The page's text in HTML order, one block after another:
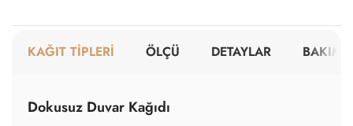
KAĞIT TİPLERİ ÖLÇÜ DETAYLAR BAKIM
Dokusuz Duvar Kağıdı